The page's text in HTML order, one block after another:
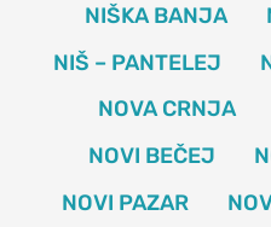
NIŠKA BANJA
NIŠ – PANTELEJ
NOVA CRNJA
NOVI BEČEJ
NOVI PAZAR